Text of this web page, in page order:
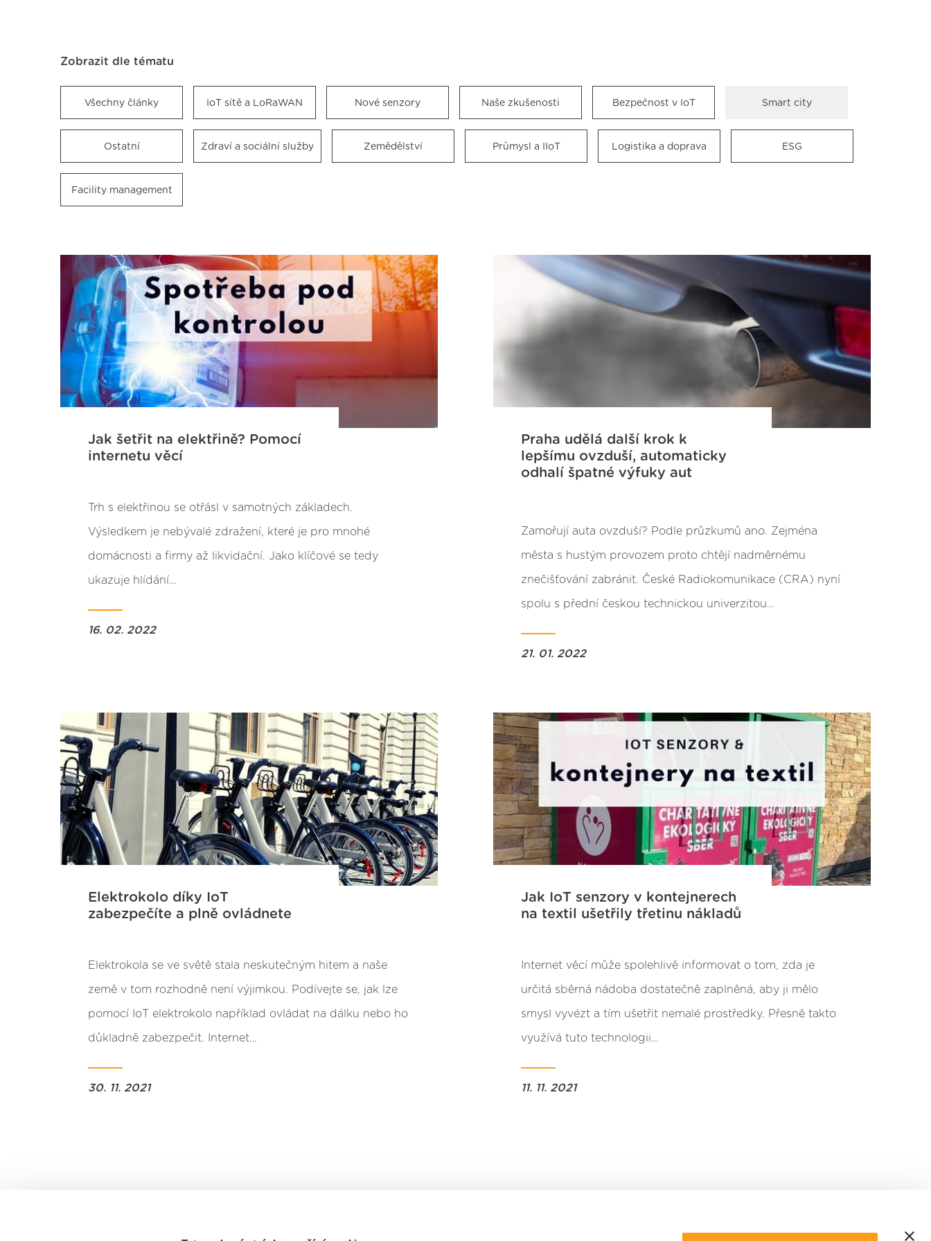
Zobrazit dle tématu
Všechny články IoT sítě a LoRaWAN Nové senzory Naše zkušenosti Bezpečnost v IoT Smart city
Ostatní Zdraví a sociální služby Zemědělství Průmysl a IIoT Logistika a doprava ESG
Facility management
Jak šetřit na elektřině? Pomocí
internetu věcí
Trh s elektřinou se otřásl v samotných základech.
Výsledkem je nebývalé zdražení, které je pro mnohé
domácnosti a firmy až likvidační. Jako klíčové se tedy
ukazuje hlídání…
16. 02. 2022
Praha udělá další krok k
lepšímu ovzduší, automaticky
odhalí špatné výfuky aut
Zamořují auta ovzduší? Podle průzkumů ano. Zejména
města s hustým provozem proto chtějí nadměrnému
znečišťování zabránit. České Radiokomunikace (CRA) nyní
spolu s přední českou technickou univerzitou…
21. 01. 2022
Elektrokolo díky IoT
zabezpečíte a plně ovládnete
Elektrokola se ve světě stala neskutečným hitem a naše
země v tom rozhodně není výjimkou. Podívejte se, jak lze
pomocí IoT elektrokolo například ovládat na dálku nebo ho
důkladně zabezpečit. Internet…
30. 11. 2021
Jak IoT senzory v kontejnerech
na textil ušetřily třetinu nákladů
Internet věcí může spolehlivě informovat o tom, zda je
určitá sběrná nádoba dostatečně zaplněná, aby ji mělo
smysl vyvézt a tím ušetřit nemalé prostředky. Přesně takto
využívá tuto technologii…
11. 11. 2021